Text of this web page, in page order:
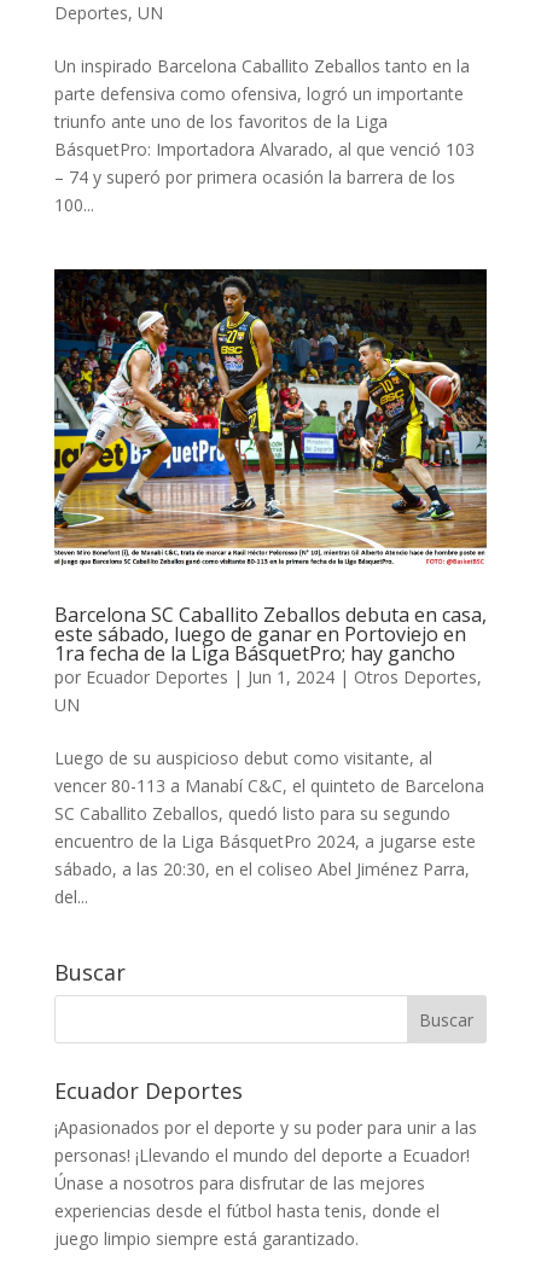
Deportes, UN
Un inspirado Barcelona Caballito Zeballos tanto en la
parte defensiva como ofensiva, logró un importante
triunfo ante uno de los favoritos de la Liga
BásquetPro: Importadora Alvarado, al que venció 103
– 74 y superó por primera ocasión la barrera de los
100...
Barcelona SC Caballito Zeballos debuta en casa,
este sábado, luego de ganar en Portoviejo en
1ra fecha de la Liga BásquetPro; hay gancho
por Ecuador Deportes | Jun 1, 2024| Otros Deportes,
UN
Luego de su auspicioso debut como visitante, al
vencer 80-113 a Manabí C&C, el quinteto de Barcelona
SC Caballito Zeballos, quedó listo para su segundo
encuentro de la Liga BásquetPro 2024, a jugarse este
sábado, a las 20:30, en el coliseo Abel Jiménez Parra,
del...
Buscar
Ecuador Deportes
¡Apasionados por el deporte y su poder para unir a las
personas! ¡Llevando el mundo del deporte a Ecuador!
Únase a nosotros para disfrutar de las mejores
experiencias desde el fútbol hasta tenis, donde el
juego limpio siempre está garantizado.